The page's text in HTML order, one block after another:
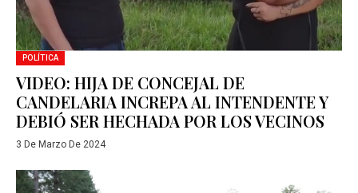
POLÍTICA
VIDEO: HIJA DE CONCEJAL DE
CANDELARIA INCREPA AL INTENDENTE Y
DEBIÓ SER HECHADA POR LOS VECINOS
3 De Marzo De 2024